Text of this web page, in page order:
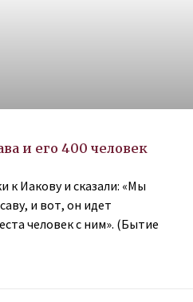
и его 400 человек
к Иакову и сказали: «Мы
и вот, он идет
человек с ним». (Бытие